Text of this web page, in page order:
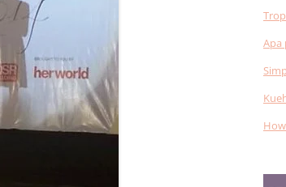
Apa